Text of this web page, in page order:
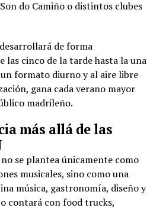
do Camiño o distintos clubes
de forma
las cinco de la tarde hasta la una
un formato diurno y al aire libre
gana cada verano mayor
madrileño.
más allá de las
se plantea únicamente como
musicales, sino como una
música, gastronomía, diseño y
contará con food trucks,